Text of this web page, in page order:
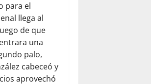
para el
llega al
de que
una
palo,
cabeceó y
aprovechó